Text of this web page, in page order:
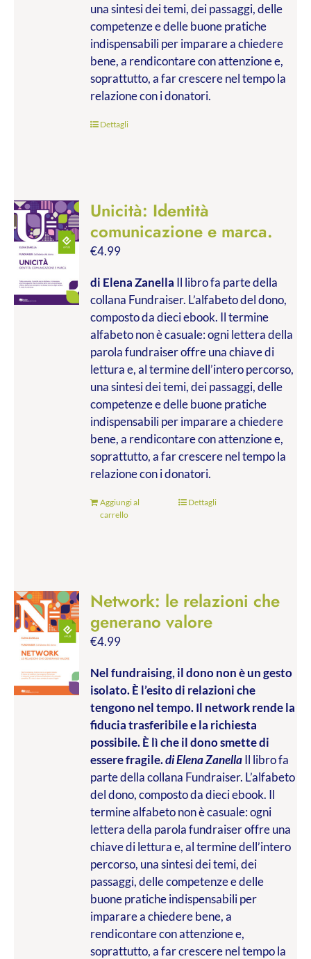
una sintesi dei temi, dei passaggi, delle
competenze e delle buone pratiche
indispensabili per imparare a chiedere
bene, a rendicontare con attenzione e,
soprattutto, a far crescere nel tempo la
relazione con i donatori.
Dettagli
Unicità: Identità
comunicazione e marca.
€4.99
di Elena Zanella Il libro fa parte della
collana Fundraiser. L’alfabeto del dono,
composto da dieci ebook. Il termine
alfabeto non è casuale: ogni lettera della
parola fundraiser offre una chiave di
lettura e, al termine dell’intero percorso,
una sintesi dei temi, dei passaggi, delle
competenze e delle buone pratiche
indispensabili per imparare a chiedere
bene, a rendicontare con attenzione e,
soprattutto, a far crescere nel tempo la
relazione con i donatori.
Aggiungi al
carrello
Dettagli
Network: le relazioni che
generano valore
€4.99
Nel fundraising, il dono non è un gesto
isolato. È l’esito di relazioni che
tengono nel tempo. Il network rende la
fiducia trasferibile e la richiesta
possibile. È lì che il dono smette di
essere fragile.di Elena ZanellaIl libro fa
parte della collana Fundraiser. L’alfabeto
del dono, composto da dieci ebook. Il
termine alfabeto non è casuale: ogni
lettera della parola fundraiser offre una
chiave di lettura e, al termine dell’intero
percorso, una sintesi dei temi, dei
passaggi, delle competenze e delle
buone pratiche indispensabili per
imparare a chiedere bene, a
rendicontare con attenzione e,
soprattutto, a far crescere nel tempo la